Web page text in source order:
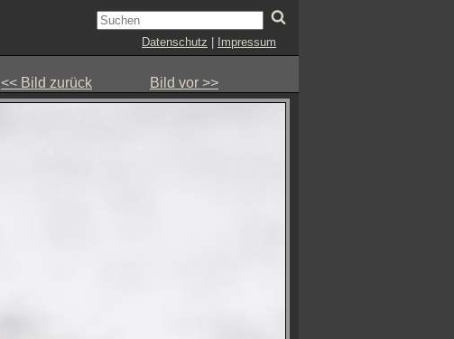
Datenschutz Impressum
<< Bild zurück Bild vor >>